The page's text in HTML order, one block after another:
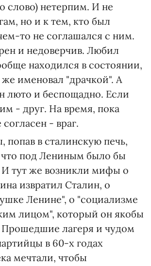
слово) нетерпим. И не
но и к тем, кто был
то не соглашался с ним.
и недоверчив. Любил
находился в состоянии,
именовал "драчкой". А
люто и беспощадно. Если
- друг. На время, пока
- враг.
в сталинскую печь,
что под Лениным было бы
И тут же возникли мифы о
извратил Сталин, о
Ленине", о "социализме
лицом", который он якобы
Прошедшие лагеря и чудом
в 60-х годах
мечтали, чтобы